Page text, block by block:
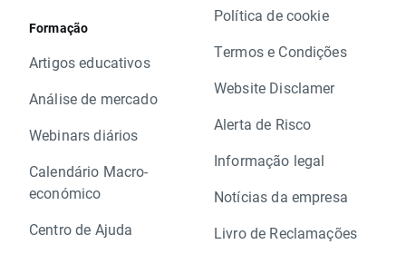
Formação
Artigos educativos
Análise de mercado
Webinars diários
Calendário Macro-
económico
Centro de Ajuda
Política de cookie
Termos e Condições
Website Disclamer
Alerta de Risco
Informação legal
Notícias da empresa
Livro de Reclamações